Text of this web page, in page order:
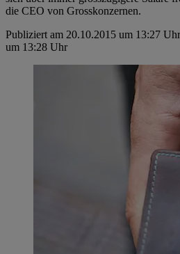
die CEO von Grosskonzernen.
Publiziert am 20.10.2015 um 13:27 Uhr
um 13:28 Uhr